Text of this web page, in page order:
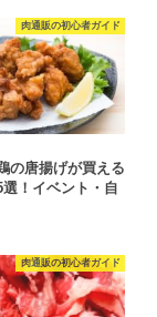
肉通販の初心者ガイド
の唐揚げが買える
！イベント・自
肉通販の初心者ガイド